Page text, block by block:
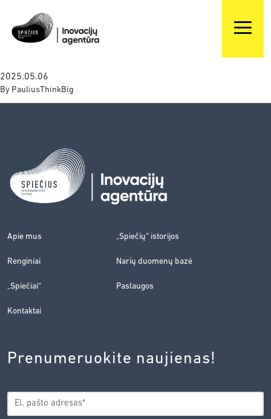
2025.05.06
By PauliusThinkBig
Apie mus „Spiečių“ istorijos
Renginiai Narių duomenų bazė
„Spiečiai“ Paslaugos
Kontaktai
Prenumeruokite naujienas!
EL.
PAŠTAS*